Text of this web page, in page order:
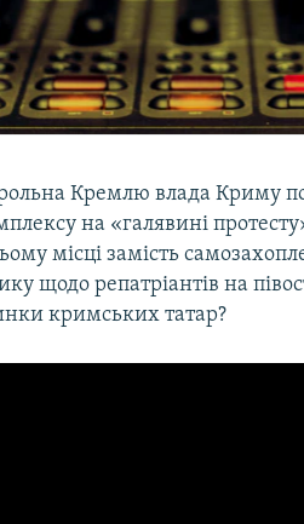
Кремлю влада Криму
на «галявині
місці замість
щодо репатріантів на
кримських татар?